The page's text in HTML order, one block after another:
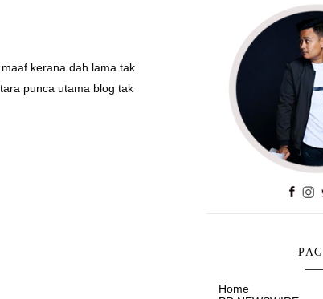
kerana dah lama tak
punca utama blog tak
Home